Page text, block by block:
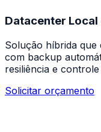
Datacenter Local
Solução híbrida
com backup
resiliência e
Solicitar orçamento